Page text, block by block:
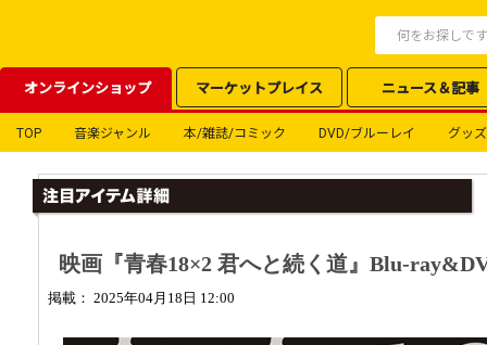
オンラインショップ マーケットプレイス ニュース＆記事
TOP 音楽ジャンル 本/雑誌/コミック DVD/ブルーレイ グッズ
映画『青春18×2 君へと続く道』Blu-
掲載： 2025年04月18日 12:00